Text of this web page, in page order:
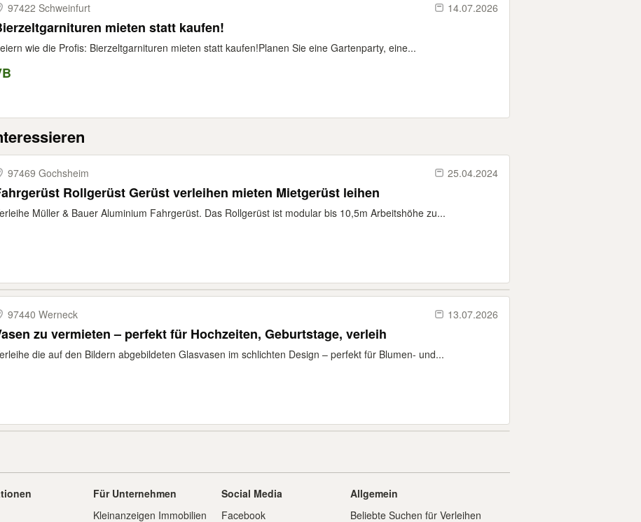
97422 Schweinfurt 14.07.2026
mieten statt kaufen!
wie die Profis: Bierzeltgarnituren mieten statt kaufen! ​Planen Sie eine Gartenparty, eine...
97469 Gochsheim 25.04.2024
Rollgerüst Gerüst verleihen mieten Mietgerüst leihen
Müller & Bauer Aluminium Fahrgerüst. Das Rollgerüst ist modular bis 10,5m Arbeitshöhe zu...
97440 Werneck 13.07.2026
zu vermieten – perfekt für Hochzeiten, Geburtstage, verleih
die auf den Bildern abgebildeten Glasvasen im schlichten Design – perfekt für Blumen- und...
Für Unternehmen
Kleinanzeigen Immobilien
Social Media
Facebook
Allgemein
Beliebte Suchen für Verleihen